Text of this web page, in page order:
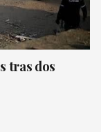
tras dos